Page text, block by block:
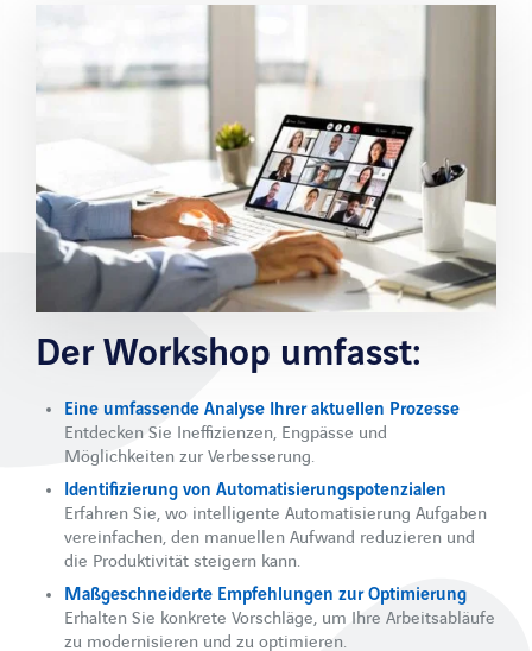
Kalk- und Calciumcarbonat
Unternehmensprofil
Partner
Karriere
Aktuelles
Downloads
Events & Webinare
WebCast Aufzeichnungen
Newsletter
Über uns
Der Workshop umfasst:
Eine umfassende Analyse Ihrer aktuellen Prozesse
Entdecken Sie Ineffizienzen, Engpässe und
Möglichkeiten zur Verbesserung.
Identifizierung von Automatisierungspotenzialen
Erfahren Sie, wo intelligente Automatisierung Aufgaben
vereinfachen, den manuellen Aufwand reduzieren und
die Produktivität steigern kann.
Maßgeschneiderte Empfehlungen zur Optimierung
Erhalten Sie konkrete Vorschläge, um Ihre Arbeitsabläufe
zu modernisieren und zu optimieren.